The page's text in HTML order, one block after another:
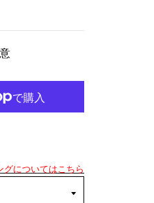
グについてはこちら